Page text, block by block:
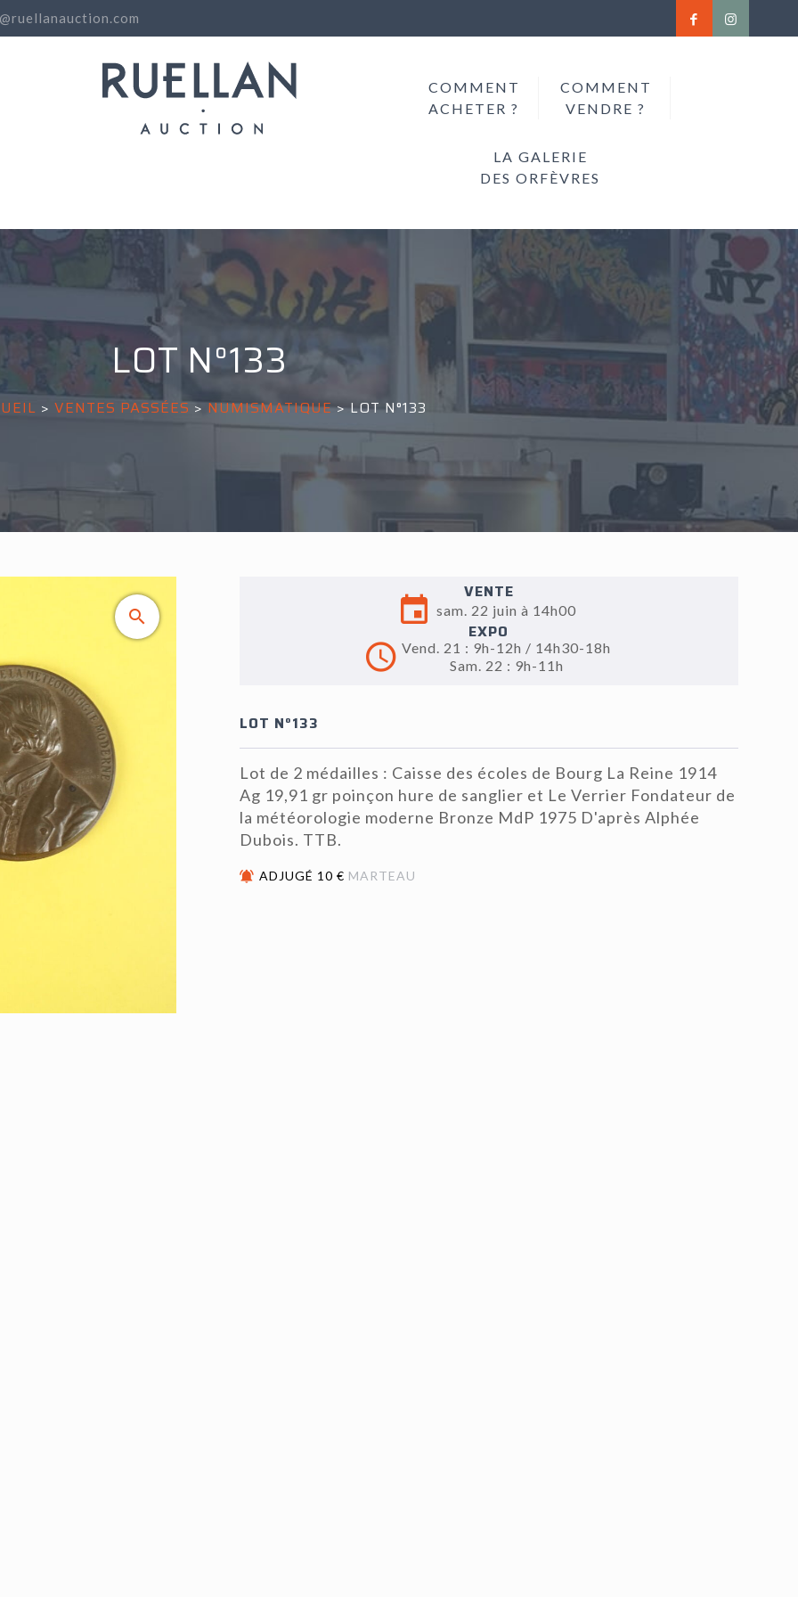
COMMENT
ACHETER ?
COMMENT
VENDRE ?
LA GALERIE
DES ORFÈVRES
LOT N°133
> VENTES PASSÉES>NUMISMATIQUE>LOT N°133
VENTE
sam. 22 juin à 14h00
EXPO
Vend. 21 : 9h-12h / 14h30-18h
Sam. 22 : 9h-11h
LOT N°133
Lot de 2 médailles : Caisse des écoles de Bourg La Reine 1914
Ag 19,91 gr poinçon hure de sanglier et Le Verrier Fondateur de
la météorologie moderne Bronze MdP 1975 D'après Alphée
Dubois. TTB.
ADJUGÉ 10 € MARTEAU